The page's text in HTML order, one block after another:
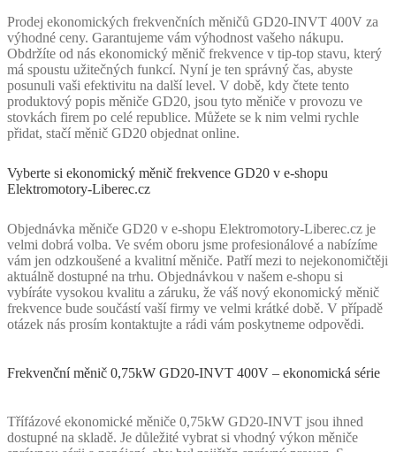
Prodej ekonomických frekvenčních měničů GD20-INVT 400V za
výhodné ceny. Garantujeme vám výhodnost vašeho nákupu.
Obdržíte od nás ekonomický měnič frekvence v tip-top stavu, který
má spoustu užitečných funkcí. Nyní je ten správný čas, abyste
posunuli vaši efektivitu na další level. V době, kdy čtete tento
produktový popis měniče GD20, jsou tyto měniče v provozu ve
stovkách firem po celé republice. Můžete se k nim velmi rychle
přidat, stačí měnič GD20 objednat online.
Vyberte si ekonomický měnič frekvence GD20 v e-shopu
Elektromotory-Liberec.cz
Objednávka měniče GD20 v e-shopu Elektromotory-Liberec.cz je
velmi dobrá volba. Ve svém oboru jsme profesionálové a nabízíme
vám jen odzkoušené a kvalitní měniče. Patří mezi to nejekonomičtěji
aktuálně dostupné na trhu. Objednávkou v našem e-shopu si
vybíráte vysokou kvalitu a záruku, že váš nový ekonomický měnič
frekvence bude součástí vaší firmy ve velmi krátké době. V případě
otázek nás prosím kontaktujte a rádi vám poskytneme odpovědi.
Frekvenční měnič 0,75kW GD20-INVT 400V – ekonomická série
Třífázové ekonomické měniče 0,75kW GD20-INVT jsou ihned
dostupné na skladě. Je důležité vybrat si vhodný výkon měniče